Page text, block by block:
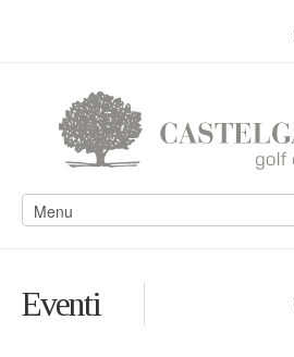
Eventi